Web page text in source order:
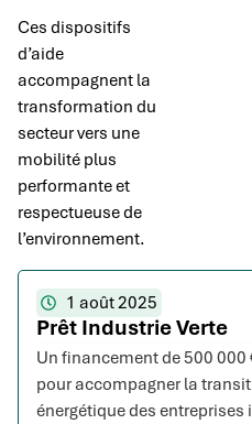
Ces dispositifs
d’aide
accompagnent la
transformation du
secteur vers une
mobilité plus
performante et
respectueuse de
l’environnement.
1 août 2025
Prêt Industrie Verte
Un financement de 500 000
pour accompagner la
énergétique des